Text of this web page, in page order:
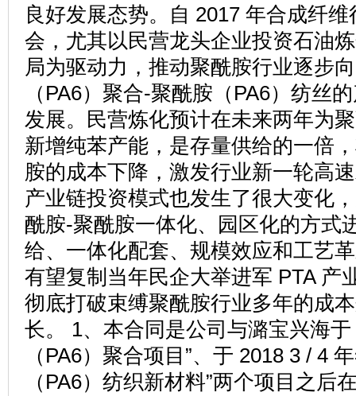
良好发展态势。自 2017 年合成纤
会，尤其以民营龙头企业投资石油
局为驱动力，推动聚酰胺行业逐步
（PA6）聚合-聚酰胺（PA6）纺丝
发展。民营炼化预计在未来两年为
新增纯苯产能，是存量供给的一倍
胺的成本下降，激发行业新一轮高
产业链投资模式也发生了很大变化
酰胺-聚酰胺一体化、园区化的方式
给、一体化配套、规模效应和工艺
有望复制当年民企大举进军 PTA 产
彻底打破束缚聚酰胺行业多年的成
长。 1、本合同是公司与潞宝兴海于
（PA6）聚合项目”、于 2018 3 / 4
（PA6）纺织新材料”两个项目之后